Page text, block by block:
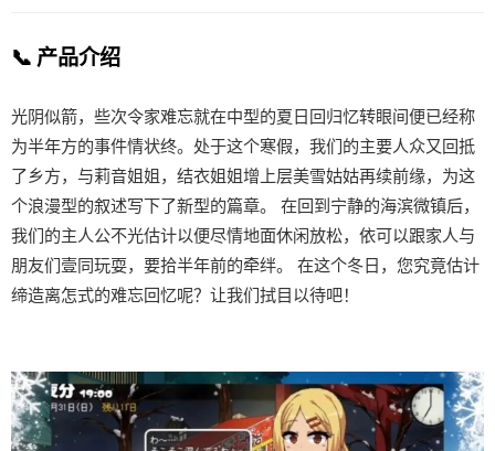
📞 产品介绍
光阴似箭，些次令家难忘就在中型的夏日回归忆转眼间便已经称
为半年方的事件情状终。处于这个寒假，我们的主要人众又回抵
了乡方，与莉音姐姐，结衣姐姐增上层美雪姑姑再续前缘，为这
个浪漫型的叙述写下了新型的篇章。 在回到宁静的海滨微镇后，
我们的主人公不光估计以便尽情地面休闲放松，依可以跟家人与
朋友们壹同玩耍，要拾半年前的牵绊。 在这个冬日，您究竟估计
缔造离怎式的难忘回忆呢？让我们拭目以待吧！